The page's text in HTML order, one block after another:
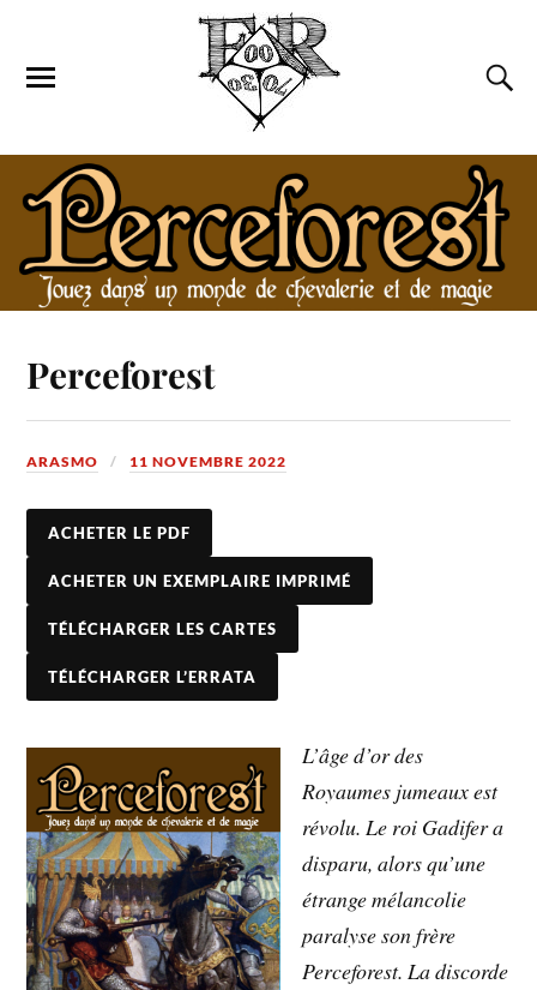
Perceforest
ARASMO 11 NOVEMBRE 2022
ACHETER LE PDF
ACHETER UN EXEMPLAIRE IMPRIMÉ
TÉLÉCHARGER LES CARTES
TÉLÉCHARGER L’ERRATA
L’âge d’or des
Royaumes jumeaux est
révolu. Le roi Gadifer a
disparu, alors qu’une
étrange mélancolie
paralyse son frère
Perceforest. La discorde